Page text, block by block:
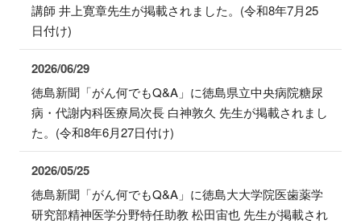
講師 井上寛章先生が掲載されました。(令和8年7月25
日付け)
2026/06/29
徳島新聞「がん何でもQ&A」に徳島県立中央病院糖尿
病・代謝内科医療局次長 白神敦久 先生が掲載されまし
た。(令和8年6月27日付け)
2026/05/25
徳島新聞「がん何でもQ&A」に徳島大大学院医歯薬学
研究部精神医学分野特任助教 松田宙也 先生が掲載され